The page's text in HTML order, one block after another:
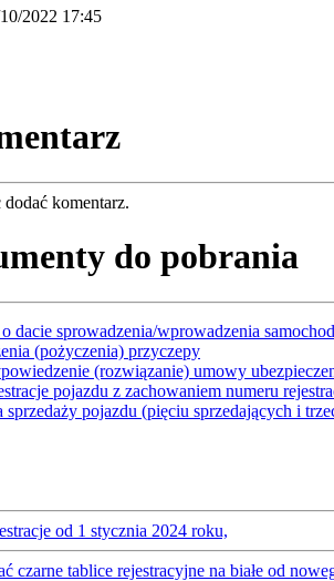
2022 17:45
dodać komentarz.
do pobrania
dacie sprowadzenia/wprowadzenia
(pożyczenia) przyczepy
(rozwiązanie) umowy
pojazdu z zachowaniem numeru
pojazdu (pięciu sprzedających i
od 1 stycznia 2024 roku,
czarne tablice rejestracyjne na białe od